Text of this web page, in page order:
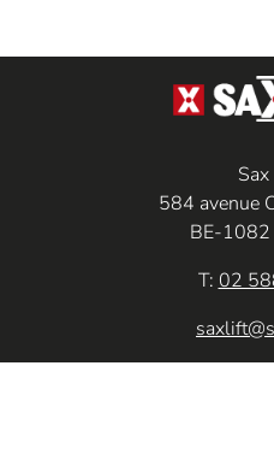
584 avenue
BE-1082
T: 02